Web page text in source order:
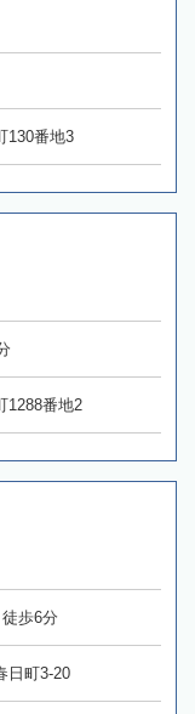
130番地3
1288番地2
歩6分
日町3-20